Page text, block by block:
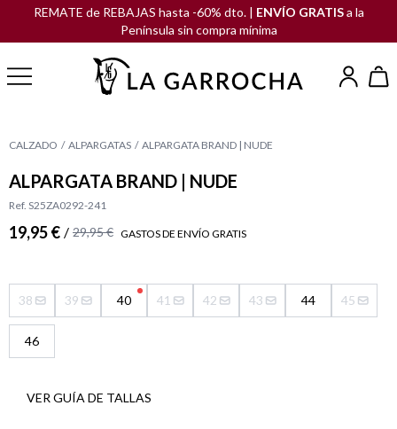
REMATE de REBAJAS hasta -60% dto. | ENVÍO GRATISa la
Península sin compra mínima
CALZADO ALPARGATAS ALPARGATA BRAND | NUDE
ALPARGATA BRAND | NUDE
Ref. S25ZA0292-241
19,95 € / 29,95 € GASTOS DE ENVÍO GRATIS
38 39 40 41 42 43 44 45
46
VER GUÍA DE TALLAS